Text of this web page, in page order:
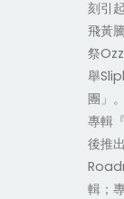
刻引
飛黃
祭
舉
團」
專輯
後推
輯；